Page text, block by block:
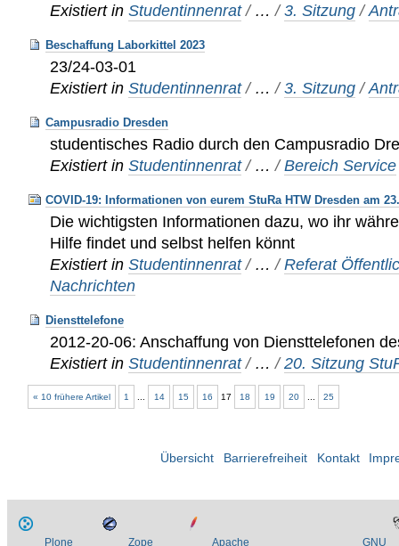
Existiert in Studentinnenrat / …/3. Sitzung /
Beschaffung Laborkittel 2023
23/24-03-01
Existiert in Studentinnenrat / …/3. Sitzung /
Campusradio Dresden
studentisches Radio durch den Campusradio
Existiert in Studentinnenrat / …/Bereich Service
COVID-19: Informationen von eurem StuRa HTW Dresden am
Die wichtigsten Informationen dazu, wo ihr
Hilfe findet und selbst helfen könnt
Existiert in Studentinnenrat / …/Referat
Nachrichten
Diensttelefone
2012-20-06: Anschaffung von Diensttelefonen
Existiert in Studentinnenrat / …/20. Sitzung
« 10 frühere Artikel 1 14 15 16 17 18 19 20 25
Übersicht Barrierefreiheit Kontakt
Plone Zope Apache GNU